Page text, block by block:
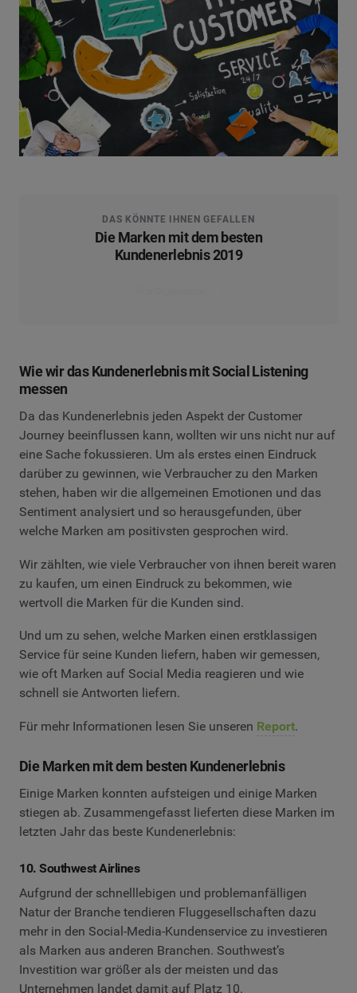
DAS KÖNNTE IHNEN GEFALLEN
Die Marken mit dem besten
Kundenerlebnis 2019
Wie wir das Kundenerlebnis mit Social Listening
messen
Da das Kundenerlebnis jeden Aspekt der Customer
Journey beeinflussen kann, wollten wir uns nicht nur auf
eine Sache fokussieren. Um als erstes einen Eindruck
darüber zu gewinnen, wie Verbraucher zu den Marken
stehen, haben wir die allgemeinen Emotionen und das
Sentiment analysiert und so herausgefunden, über
welche Marken am positivsten gesprochen wird.
Wir zählten, wie viele Verbraucher von ihnen bereit waren
zu kaufen, um einen Eindruck zu bekommen, wie
wertvoll die Marken für die Kunden sind.
Und um zu sehen, welche Marken einen erstklassigen
Service für seine Kunden liefern, haben wir gemessen,
wie oft Marken auf Social Media reagieren und wie
schnell sie Antworten liefern.
Für mehr Informationen lesen Sie unseren Report.
Die Marken mit dem besten Kundenerlebnis
Einige Marken konnten aufsteigen und einige Marken
stiegen ab. Zusammengefasst lieferten diese Marken im
letzten Jahr das beste Kundenerlebnis:
10. Southwest Airlines
Aufgrund der schnelllebigen und problemanfälligen
Natur der Branche tendieren Fluggesellschaften dazu
mehr in den Social-Media-Kundenservice zu investieren
als Marken aus anderen Branchen. Southwest’s
Investition war größer als der meisten und das
Unternehmen landet damit auf Platz 10.